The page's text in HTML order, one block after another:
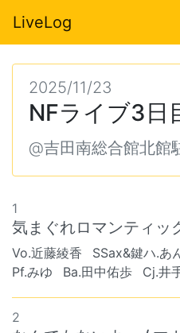
LiveLog
2025/11/23
NFライブ3日
@吉田南総合館北館
1
気まぐれロマンティッ
Vo.近藤綾香 SSax&鍵ハ.あ
Pf.みゆ
Ba.田中佑歩 Cj.井
2